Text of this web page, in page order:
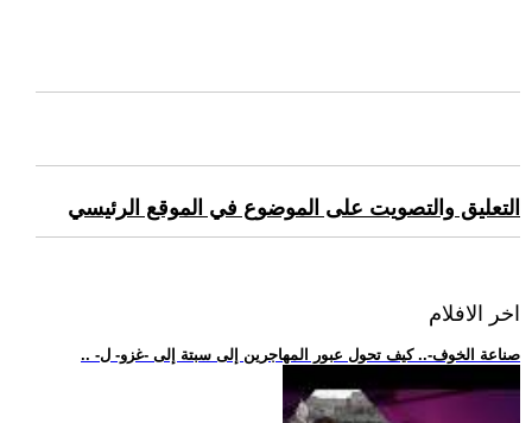
التعليق والتصويت على الموضوع في الموقع الرئيسي
اخر الافلام
.. -صناعة الخوف-.. كيف تحول عبور المهاجرين إلى سبتة إلى -غزو- ل